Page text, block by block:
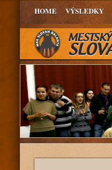
HOME VÝSLEDKY